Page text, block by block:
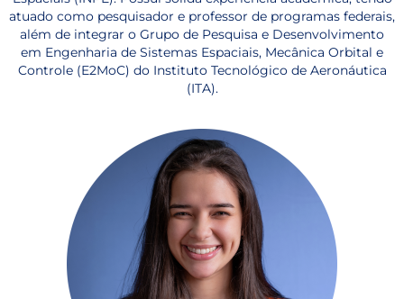
atuado como pesquisador e professor de programas federais,
além de integrar o Grupo de Pesquisa e Desenvolvimento
em Engenharia de Sistemas Espaciais, Mecânica Orbital e
Controle (E2MoC) do Instituto Tecnológico de Aeronáutica
(ITA).